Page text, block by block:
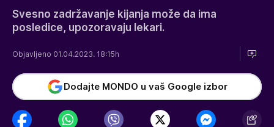
Svesno zadržavanje kijanja može da ima
posledice, upozoravaju lekari.
Objavljeno 01.04.2023. 18:15h
Dodajte MONDO u vaš Google izbor